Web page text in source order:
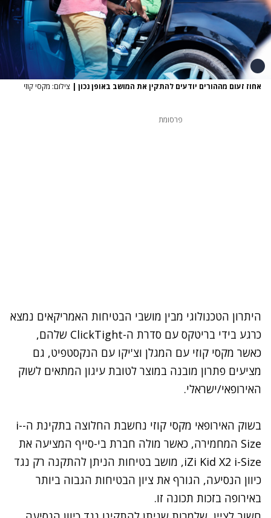
אחוז זעום מההורים יודעים להתקין את המושב באופן נכון | צילום: מקסי קוזי
פרסומת
היתרון הטכנולוגי מבין מושבי הבטיחות האמריקאים נמצא
כרגע בידי בריטקס עם סדרת ה-ClickTight שלהם,
כאשר מקסי קוזי עם המגלן וצ'יקו עם הנקסטפיט, גם
מציעים פתרון מובנה במוצר לטובת עיגון המתאים לשוק
האירופאי/ישראלי.
בשוק האירופאי מקסי קוזי נחשבת החלוצה בתקינת ה-i-
Size המחמירה, כאשר מולה חברת בי-סייף המציעה את
iZi Kid X2 i-Size, מושב בטיחות הניתן להתקנה רק נגד
כיוון הנסיעה, הגורף את ציון הבטיחות הגבוה ביותר
באירופה בזכות תכונה זו.